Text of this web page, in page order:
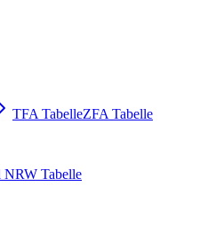
TFA TabelleZFA Tabelle
NRW Tabelle